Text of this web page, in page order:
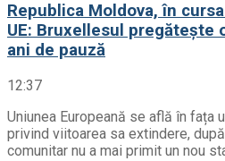
Republica Moldova, în
UE: Bruxellesul pregătește
ani de pauză
12:37
Uniunea Europeană se află în fața
privind viitoarea sa extindere,
comunitar nu a mai primit un nou